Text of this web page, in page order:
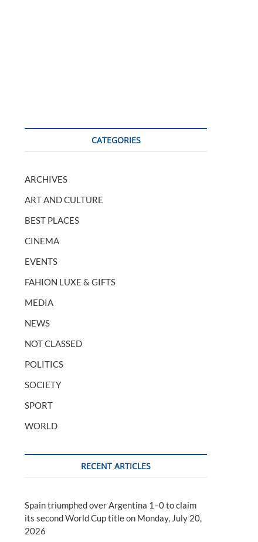
CATEGORIES
ARCHIVES
ART AND CULTURE
BEST PLACES
CINEMA
EVENTS
FAHION LUXE & GIFTS
MEDIA
NEWS
NOT CLASSED
POLITICS
SOCIETY
SPORT
WORLD
RECENT ARTICLES
Spain triumphed over Argentina 1–0 to claim
its second World Cup title on Monday, July 20,
2026